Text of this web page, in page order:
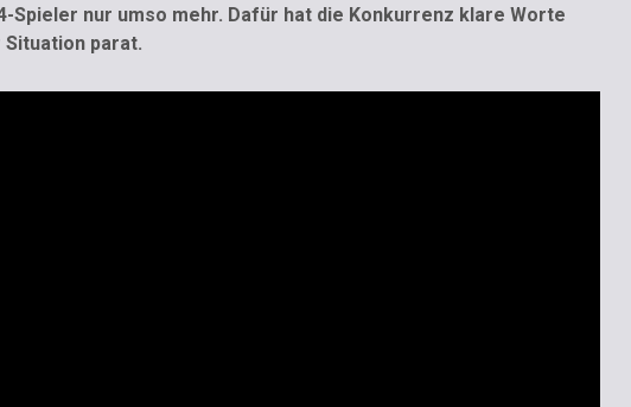
Spieler nur umso mehr. Dafür hat die Konkurrenz klare Worte
Situation parat.